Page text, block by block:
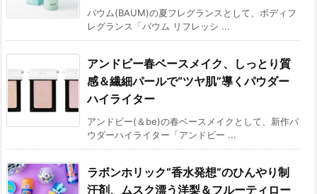
バウム(BAUM)の夏フレグランスとして、ボディフ
レグランス「バウム リフレッシ ...
アンドビー春ベースメイク、しっとり質
感＆繊細パールで“ツヤ肌”導くパウダー
ハイライター
アンドビー(＆be)の春ベースメイクとして、新作パ
ウダーハイライター「アンドビー ...
ラボンホリック“香水発想”のひんやり制
汗剤、ムスク漂う洋梨＆フルーティロー